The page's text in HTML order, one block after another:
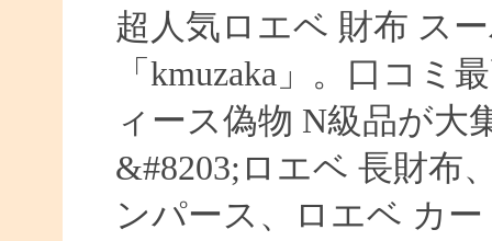
超人気ロエベ 財布 ス
「kmuzaka」。口コミ
ィース偽物 N級品が大
&#8203;ロエベ 長財布
ンパース、ロエベ カ